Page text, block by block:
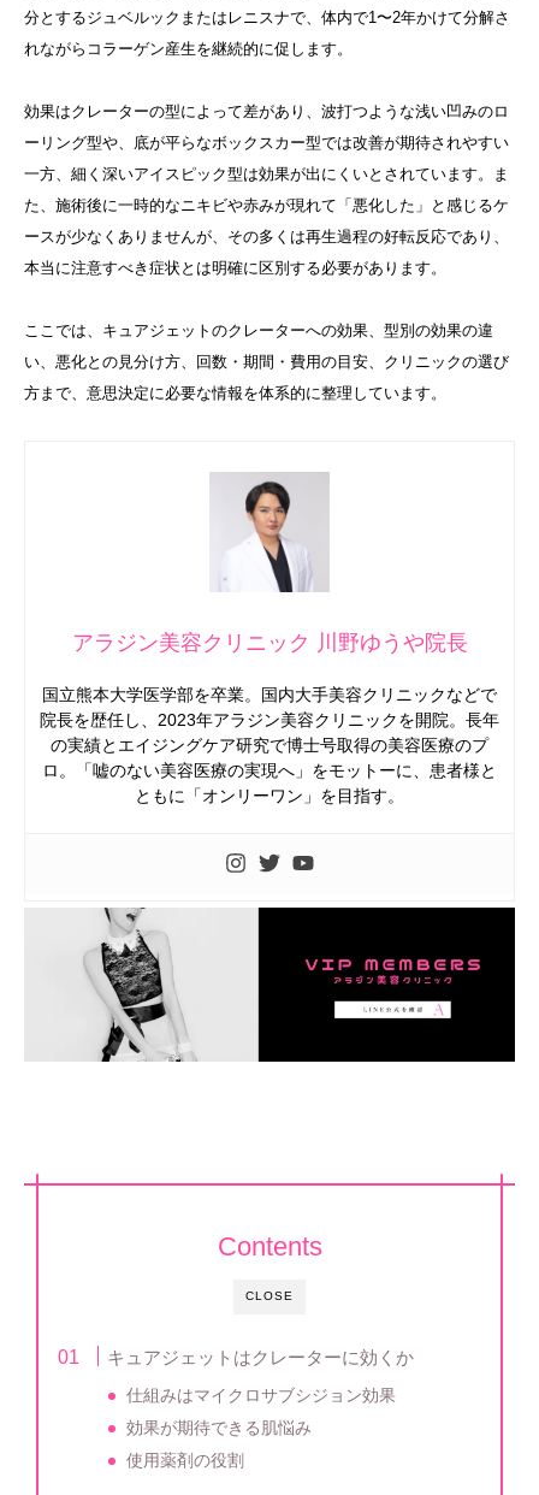
分とするジュベルックまたはレニスナで、体内で1〜2年かけて分解さ
れながらコラーゲン産生を継続的に促します。
効果はクレーターの型によって差があり、波打つような浅い凹みのロ
ーリング型や、底が平らなボックスカー型では改善が期待されやすい
一方、細く深いアイスピック型は効果が出にくいとされています。ま
た、施術後に一時的なニキビや赤みが現れて「悪化した」と感じるケ
ースが少なくありませんが、その多くは再生過程の好転反応であり、
本当に注意すべき症状とは明確に区別する必要があります。
ここでは、キュアジェットのクレーターへの効果、型別の効果の違
い、悪化との見分け方、回数・期間・費用の目安、クリニックの選び
方まで、意思決定に必要な情報を体系的に整理しています。
アラジン美容クリニック 川野ゆうや院長
国立熊本大学医学部を卒業。国内大手美容クリニックなどで
院長を歴任し、2023年アラジン美容クリニックを開院。長年
の実績とエイジングケア研究で博士号取得の美容医療のプ
ロ。「嘘のない美容医療の実現へ」をモットーに、患者様と
ともに「オンリーワン」を目指す。
CLOSE
Contents
キュアジェットはクレーターに効くか
仕組みはマイクロサブシジョン効果
効果が期待できる肌悩み
使用薬剤の役割